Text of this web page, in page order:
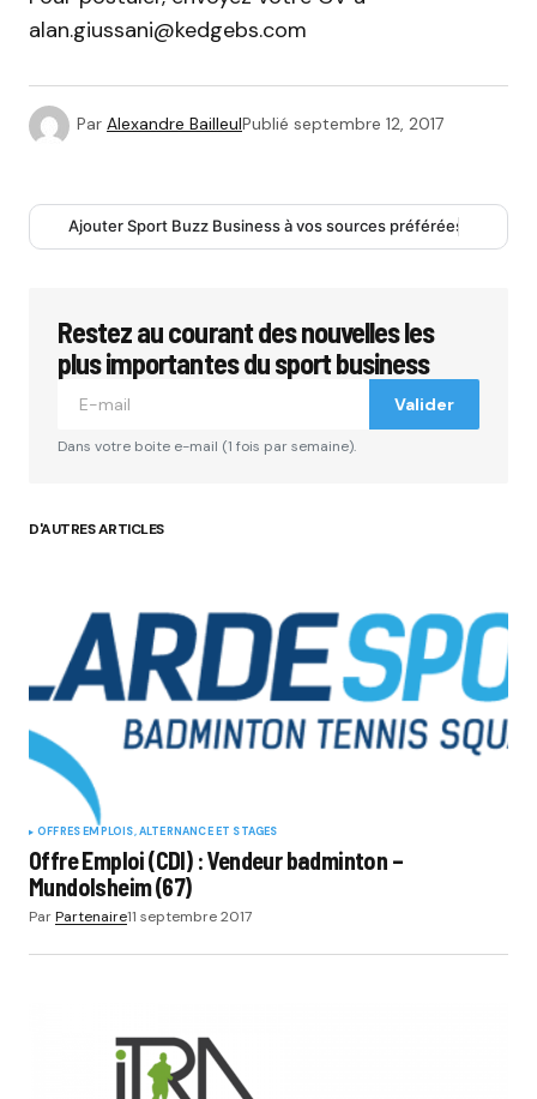
alan.giussani@kedgebs.com
Par Alexandre BailleulPublié septembre 12, 2017
Ajouter Sport Buzz Business à vos sources préférées
Restez au courant des nouvelles les
plus importantes du sport business
Valider
Dans votre boite e-mail (1 fois par semaine).
D'AUTRES ARTICLES
OFFRES EMPLOIS, ALTERNANCE ET STAGES
Offre Emploi (CDI) : Vendeur badminton –
Mundolsheim (67)
ParPartenaire11 septembre 2017